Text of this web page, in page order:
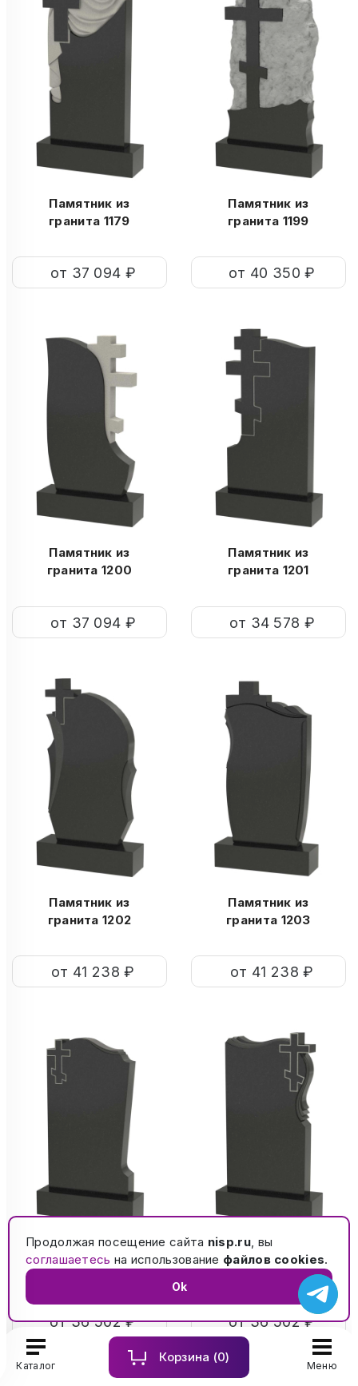
Каталог
Корзина (0)
Меню
Памятник из
гранита 1179
от 37 094 ₽
Памятник из
гранита 1199
от 40 350 ₽
Памятник из
гранита 1200
от 37 094 ₽
Памятник из
гранита 1201
от 34 578 ₽
Памятник из
гранита 1202
от 41 238 ₽
Памятник из
гранита 1203
от 41 238 ₽
Памятник из
гранита 1204
от 36 502 ₽
Памятник из
гранита 1205
от 36 502 ₽
Продолжая посещение сайта nisp.ru, вы
соглашаетесь на использование файлов cookies.
Ok